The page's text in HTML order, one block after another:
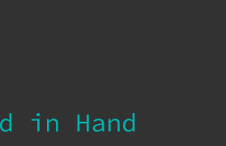
in Hand